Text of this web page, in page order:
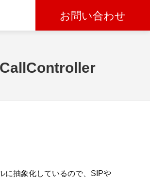
お問い合わせ
に抽象化しているので、SIPや